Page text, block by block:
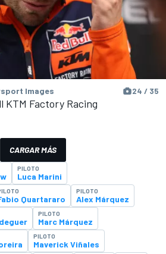
Images 24 / 35
KTM Factory Racing
CARGAR MÁS
PILOTO
Luca Marini
Quartararo
PILOTO
Alex Márquez
PILOTO
Marc Márquez
PILOTO
Maverick Viñales